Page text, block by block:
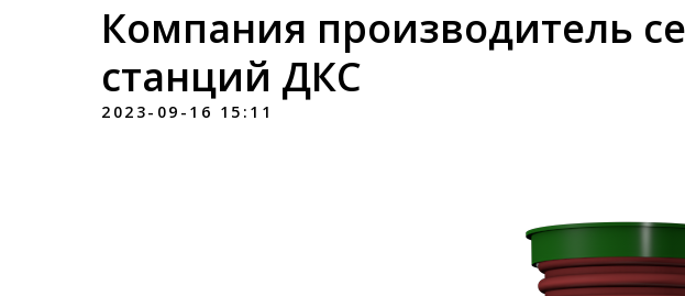
Компания производитель
станций ДКС
2023-09-16 15:11